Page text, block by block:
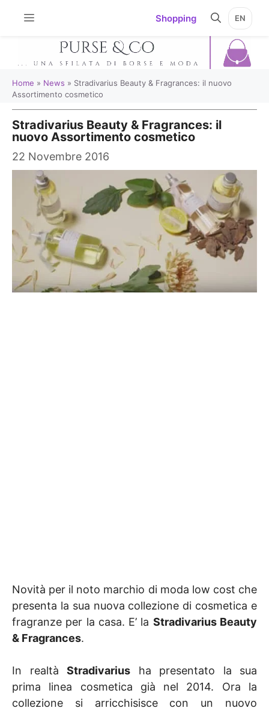
Shopping EN
Home » News » Stradivarius Beauty & Fragrances: il nuovo
Assortimento cosmetico
Stradivarius Beauty & Fragrances: il
nuovo Assortimento cosmetico
22 Novembre 2016
Novità per il noto marchio di moda low cost che
presenta la sua nuova collezione di cosmetica e
fragranze per la casa. E’ la Stradivarius Beauty
& Fragrances.
In realtà Stradivarius ha presentato la sua
prima linea cosmetica già nel 2014. Ora la
collezione si arricchisisce con un nuovo